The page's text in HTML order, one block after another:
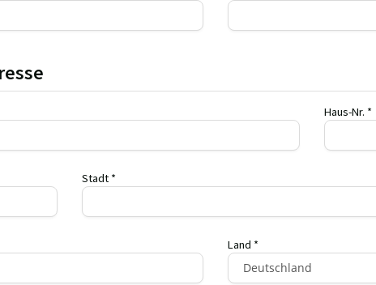
Haus-Nr. *
Stadt *
Land *
Deutschland